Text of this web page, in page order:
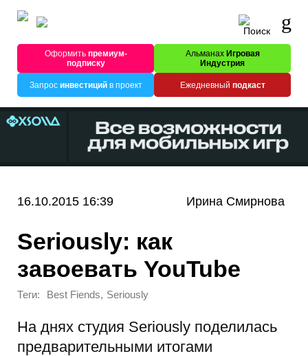
Оформитьпремиум-
подписку
Альманах Игровая
Индустрия
Запрос инвестицийв проект Ежедневный подкаст
16.10.2015 16:39 Ирина Смирнова
Seriously: как
завоевать YouTube
Теги: Best Fiends, Seriously
На днях студия Seriously поделилась
предварительными итогами